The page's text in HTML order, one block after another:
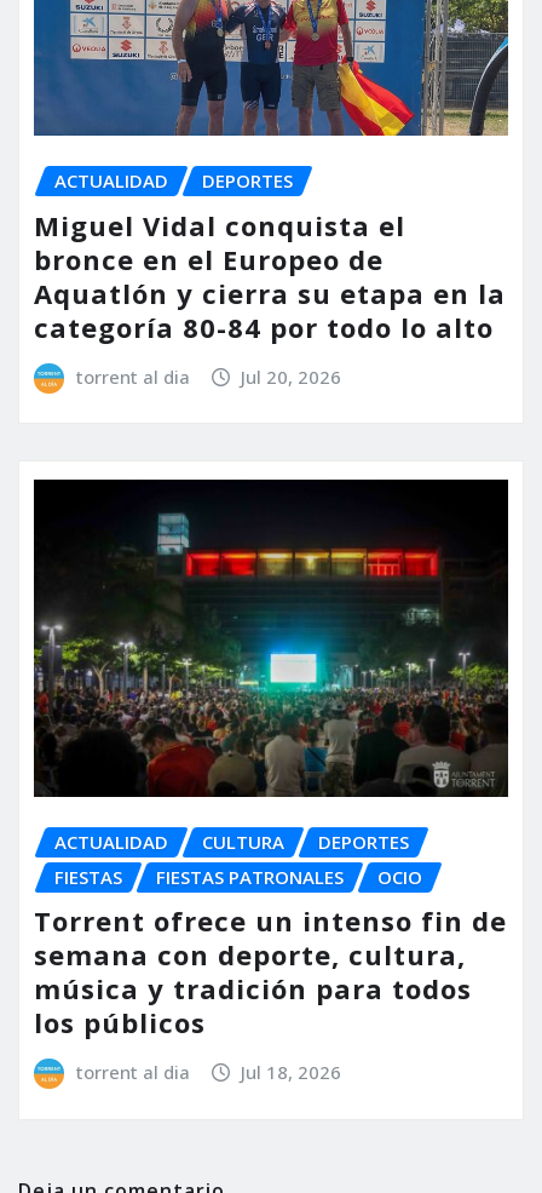
ACTUALIDAD DEPORTES
Miguel Vidal conquista el
bronce en el Europeo de
Aquatlón y cierra su etapa en la
categoría 80-84 por todo lo alto
torrent al dia Jul 20, 2026
ACTUALIDAD CULTURA
DEPORTES
FIESTAS
FIESTAS PATRONALES OCIO
Torrent ofrece un intenso fin de
semana con deporte, cultura,
música y tradición para todos
los públicos
torrent al dia Jul 18, 2026